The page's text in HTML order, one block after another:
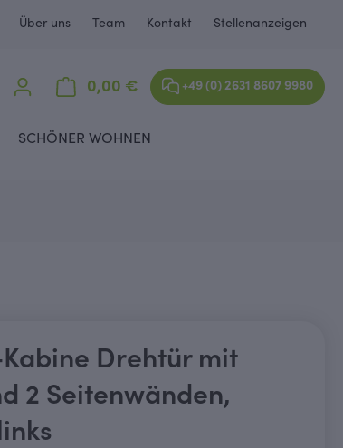
Über uns Team Kontakt Stellenanzeigen
0,00 €Warenkorb enthält 0
+49 (0) 2631 8607 9980
SCHÖNER WOHNEN
Drehtür mit
2 Seitenwänden,